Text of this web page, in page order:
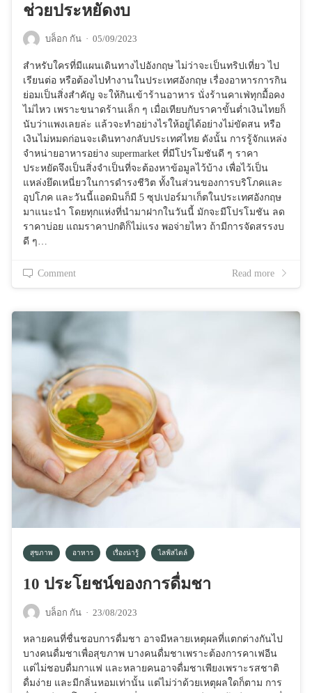
ช่วยประหยัดงบ
บล็อก กัน · 05/09/2023
สำหรับใครที่มีแผนเดินทางไปอังกฤษ ไม่ว่าจะเป็นทริปเที่ยว ไป
เรียนต่อ หรือต้องไปทำงานในประเทศอังกฤษ เรื่องอาหารการกิน
ย่อมเป็นสิ่งสำคัญ จะให้กินเข้าร้านอาหาร นั่งร้านคาเฟ่ทุกมื้อคง
ไม่ไหว เพราะขนาดร้านเล็ก ๆ เมื่อเทียบกับราคาขั้นต่ำเงินไทยก็
นับว่าแพงเลยล่ะ แล้วจะทำอย่างไรให้อยู่ได้อย่างไม่ขัดสน หรือ
เงินไม่หมดก่อนจะเดินทางกลับประเทศไทย ดังนั้น การรู้จักแหล่ง
จำหน่ายอาหารอย่าง supermarket ที่มีโปรโมชันดี ๆ ราคา
ประหยัดจึงเป็นสิ่งจำเป็นที่จะต้องหาข้อมูลไว้บ้าง เพื่อไว้เป็น
แหล่งยึดเหนี่ยวในการดำรงชีวิต ทั้งในส่วนของการบริโภคและ
อุปโภค และวันนี้แอดมินก็มี 5 ซุปเปอร์มาเก็ตในประเทศอังกฤษ
มาแนะนำ โดยทุกแห่งที่นำมาฝากในวันนี้ มักจะมีโปรโมชัน ลด
ราคาบ่อย แถมราคาปกติก็ไม่แรง พอจ่ายไหว ถ้ามีการจัดสรรงบ
ดี ๆ…
Comment Read more
สุขภาพ อาหาร เรื่องน่ารู้ ไลฟ์สไตล์
10 ประโยชน์ของการดื่มชา
บล็อก กัน · 23/08/2023
หลายคนที่ชื่นชอบการดื่มชา อาจมีหลายเหตุผลที่แตกต่างกันไป
บางคนดื่มชาเพื่อสุขภาพ บางคนดื่มชาเพราะต้องการคาเฟอีน
แต่ไม่ชอบดื่มกาแฟ และหลายคนอาจดื่มชาเพียงเพราะรสชาติ
ดื่มง่าย และมีกลิ่นหอมเท่านั้น แต่ไม่ว่าด้วยเหตุผลใดก็ตาม การ